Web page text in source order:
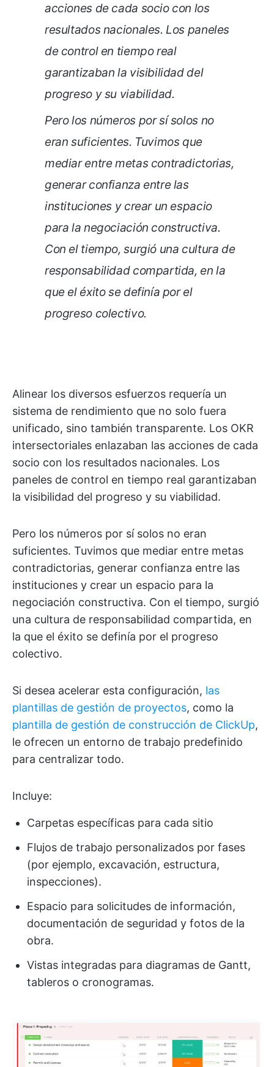
acciones de cada socio con los
resultados nacionales. Los paneles
de control en tiempo real
garantizaban la visibilidad del
progreso y su viabilidad.
Pero los números por sí solos no
eran suficientes. Tuvimos que
mediar entre metas contradictorias,
generar confianza entre las
instituciones y crear un espacio
para la negociación constructiva.
Con el tiempo, surgió una cultura de
responsabilidad compartida, en la
que el éxito se definía por el
progreso colectivo.
Alinear los diversos esfuerzos requería un
sistema de rendimiento que no solo fuera
unificado, sino también transparente. Los OKR
intersectoriales enlazaban las acciones de cada
socio con los resultados nacionales. Los
paneles de control en tiempo real garantizaban
la visibilidad del progreso y su viabilidad.
Pero los números por sí solos no eran
suficientes. Tuvimos que mediar entre metas
contradictorias, generar confianza entre las
instituciones y crear un espacio para la
negociación constructiva. Con el tiempo, surgió
una cultura de responsabilidad compartida, en
la que el éxito se definía por el progreso
colectivo.
Si desea acelerar esta configuración, las
plantillas de gestión de proyectos, como la
plantilla de gestión de construcción de ClickUp,
le ofrecen un entorno de trabajo predefinido
para centralizar todo.
Incluye:
Carpetas específicas para cada sitio
Flujos de trabajo personalizados por fases
(por ejemplo, excavación, estructura,
inspecciones).
Espacio para solicitudes de información,
documentación de seguridad y fotos de la
obra.
Vistas integradas para diagramas de Gantt,
tableros o cronogramas.